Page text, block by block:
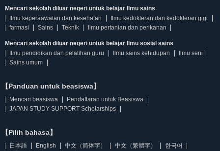
Mencari sekolah diluar negeri untuk belajar Ilmu sains
Ilmu keperaawatan dan kesehatan
Ilmu kedokteran dan kedokteran gigi
farmasi
Sains Teknik Ilmu pertanian dan perikanan
Mencari sekolah diluar negeri untuk belajar Ilmu sosial sains
Ilmu pendidikan dan pelatihan guru
Ilmu sains kehidupan
Ilmu seni
Sains umum
【Panduan untuk beasiswa】
Mencari beasiswa
Pendaftaran untuk Beasiswa
JAPAN STUDY SUPPORT Scholarships
【Pilih bahasa】
日本語 English 中文（简体字） 中文（繁體字）
한국어